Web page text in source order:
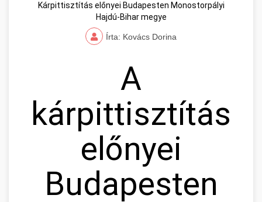
Kárpittisztítás előnyei Budapesten Monostorpályi
Hajdú-Bihar megye
Írta: Kovács Dorina
A
kárpittisztítás
előnyei
Budapesten